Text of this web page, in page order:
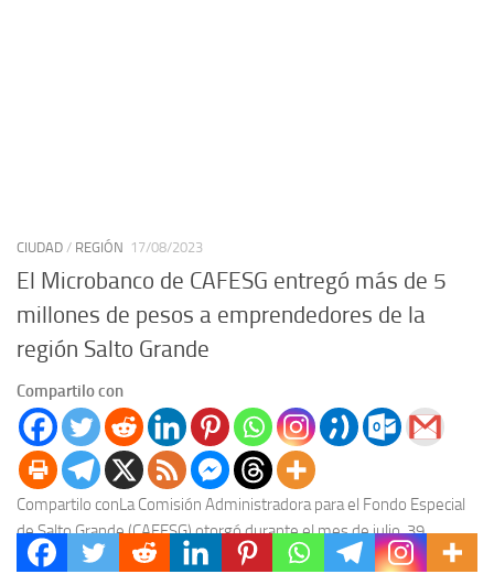
CIUDAD / REGIÓN 17/08/2023
El Microbanco de CAFESG entregó más de 5
millones de pesos a emprendedores de la
región Salto Grande
Compartilo con
Compartilo conLa Comisión Administradora para el Fondo Especial
de Salto Grande (CAFESG) otorgó durante el mes de julio, 39
microcréditos a emprendedores de la región...